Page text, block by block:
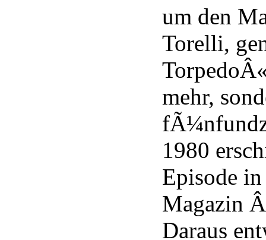
um den
Torelli,
mehr,
1980
Episode
Magazin
Daraus